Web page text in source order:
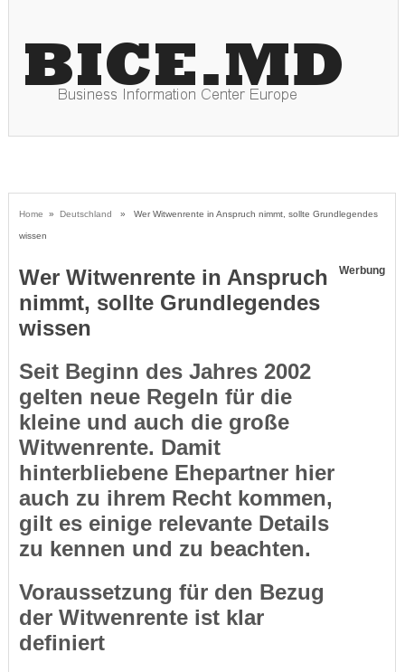
Home » Deutschland » Wer Witwenrente in Anspruch nimmt, sollte Grundlegendes
wissen
Wer Witwenrente in Anspruch
nimmt, sollte Grundlegendes
wissen
Werbung
Seit Beginn des Jahres 2002
gelten neue Regeln für die
kleine und auch die große
Witwenrente. Damit
hinterbliebene Ehepartner hier
auch zu ihrem Recht kommen,
gilt es einige relevante Details
zu kennen und zu beachten.
Voraussetzung für den Bezug
der Witwenrente ist klar
definiert